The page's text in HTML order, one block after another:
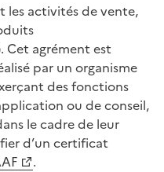
les activités de vente,
Cet agrément est
par un organisme
des fonctions
ou de conseil,
le cadre de leur
d’un certificat
.